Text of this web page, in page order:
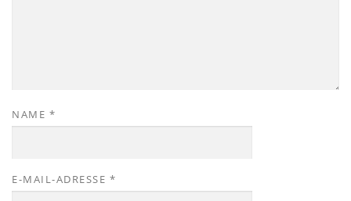
NAME *
E-MAIL-ADRESSE *